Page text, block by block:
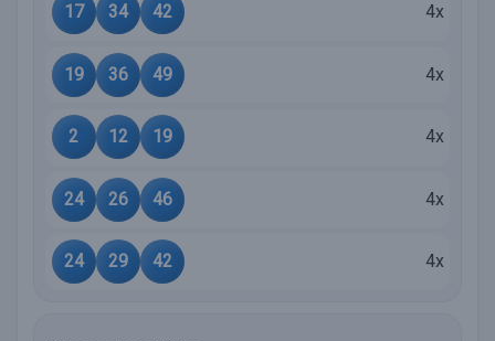
17 34 42 4x
19 36 49 4x
2 12 19 4x
24 26 46 4x
24 29 42 4x